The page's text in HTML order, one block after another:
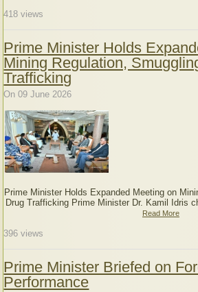
418 views
Prime Minister Holds
Mining Regulation,
Trafficking
On 09 June 2026
Prime Minister Holds Expanded Meeting on
Drug Trafficking Prime Minister Dr. Kamil Idris
Read More
396 views
Prime Minister Briefed on
Performance